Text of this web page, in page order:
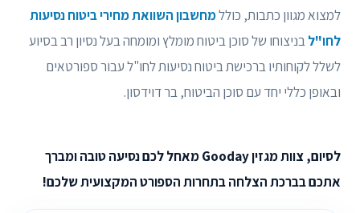
למצוא מגוון כתבות, כוללמחשבון השוואת מחירי ביטוח נסיעות
לחו"לבניצוחו של סוכן ביטוח מומלץ ומומחה בעל נסיון רב בסיוע
לשלל לקוחותיו ברכישת ביטוח נסיעות לחו"ל עבור ספורטאים
ובאופן כללי יחד עם סוכן הביטוח, בר דוידסון.
לסיום, צוות מגזין Gooday מאחל לכם נסיעה טובה ומברך
אתכם בברכת הצלחה בתחרות הספורט המקצועית שלכם!